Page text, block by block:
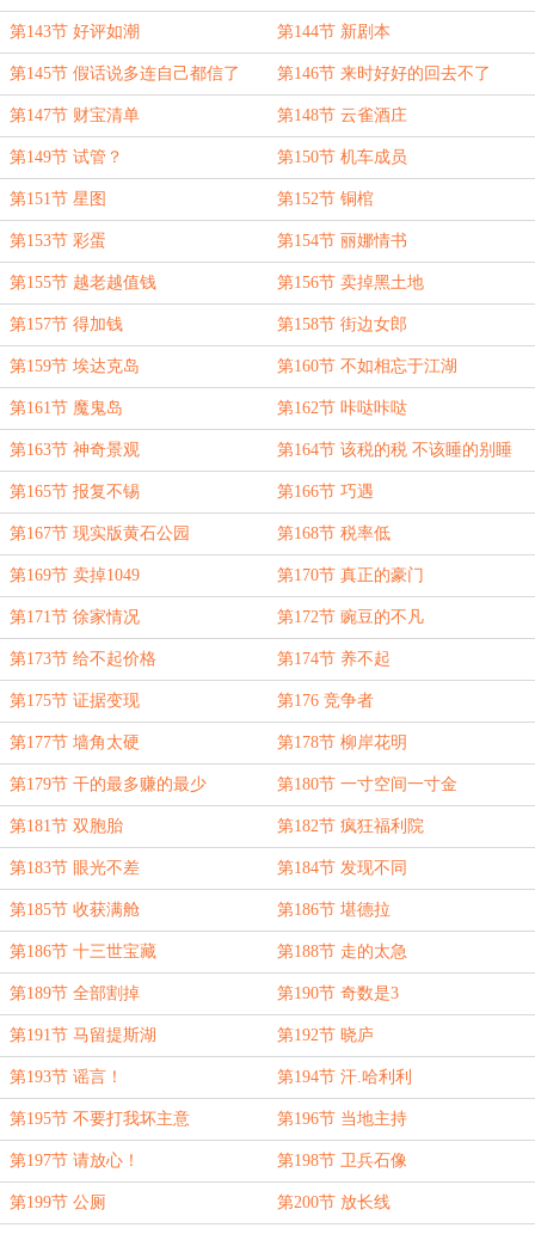
第143节 好评如潮 第144节 新剧本
第145节 假话说多连自己都信了 第146节 来时好好的回去不了
第147节 财宝清单 第148节 云雀酒庄
第149节 试管？ 第150节 机车成员
第151节 星图 第152节 铜棺
第153节 彩蛋 第154节 丽娜情书
第155节 越老越值钱 第156节 卖掉黑土地
第157节 得加钱 第158节 街边女郎
第159节 埃达克岛 第160节 不如相忘于江湖
第161节 魔鬼岛 第162节 咔哒咔哒
第163节 神奇景观 第164节 该税的税 不该睡的别睡
第165节 报复不锡 第166节 巧遇
第167节 现实版黄石公园 第168节 税率低
第169节 卖掉1049 第170节 真正的豪门
第171节 徐家情况 第172节 豌豆的不凡
第173节 给不起价格 第174节 养不起
第175节 证据变现 第176 竞争者
第177节 墙角太硬 第178节 柳岸花明
第179节 干的最多赚的最少 第180节 一寸空间一寸金
第181节 双胞胎 第182节 疯狂福利院
第183节 眼光不差 第184节 发现不同
第185节 收获满舱 第186节 堪德拉
第186节 十三世宝藏 第188节 走的太急
第189节 全部割掉 第190节 奇数是3
第191节 马留提斯湖 第192节 晓庐
第193节 谣言！ 第194节 汗.哈利利
第195节 不要打我坏主意 第196节 当地主持
第197节 请放心！ 第198节 卫兵石像
第199节 公厕 第200节 放长线